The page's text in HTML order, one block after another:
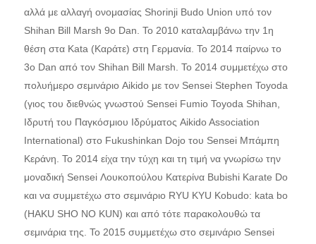
αλλά με αλλαγή ονομασίας Shorinji Budo Union υπό τον
Shihan Bill Marsh 9ο Dan. To 2010 καταλαμβάνω την 1η
θέση στα Kata (Καράτε) στη Γερμανία. Το 2014 παίρνω το
3ο Dan από τον Shihan Bill Marsh. Το 2014 συμμετέχω στο
πολυήμερο σεμινάριο Aikido με τον Sensei Stephen Toyoda
(γιος του διεθνώς γνωστού Sensei Fumio Toyoda Shihan,
Ιδρυτή του Παγκόσμιου Ιδρύματος Aikido Association
International) στο Fukushinkan Dojo του Sensei Μπάμπη
Κεράνη. Το 2014 είχα την τύχη και τη τιμή να γνωρίσω την
μοναδική Sensei Λουκοπούλου Κατερίνα Bubishi Karate Do
και να συμμετέχω στο σεμινάριο RYU KYU Kobudo: kata bo
(HAKU SHO NO KUN) και από τότε παρακολουθώ τα
σεμινάρια της. Το 2015 συμμετέχω στο σεμινάριο Sensei